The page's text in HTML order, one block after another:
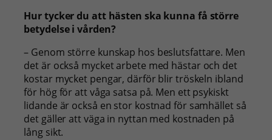
Hur tycker du att hästen ska kunna få större
betydelse i vården?
– Genom större kunskap hos beslutsfattare. Men
det är också mycket arbete med hästar och det
kostar mycket pengar, därför blir tröskeln ibland
för hög för att våga satsa på. Men ett psykiskt
lidande är också en stor kostnad för samhället så
det gäller att väga in nyttan med kostnaden på
lång sikt.